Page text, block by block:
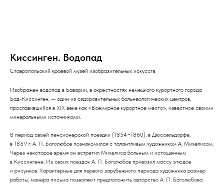
Киссинген. Водопад
Ставропольский краевой музей изобразительных искусств
Изображен водопад в Баварии, в окрестностях немецкого курортного города
Бад-Киссинген, — один из оздоровительных бальнеологических центров,
прославившийся в XIX веке как «Всемирное курортное место», известное своими
минеральными источниками.
В период своей пенсионерской поездки (1854−1860), в Дюссельдорфе,
в 1859 г. А. П. Боголюбов познакомился с талантливым художником А. Михелисом.
Через некоторое время он встретил Михелиса больным и истощенным
в Киссингене. Из своих поездок А. П. Боголюбов привозил массу этюдов
и рисунков. Характерные для первого зарубежного периода художника размер
работы, манера письма позволяют предположить авторство А. П. Боголюбова.